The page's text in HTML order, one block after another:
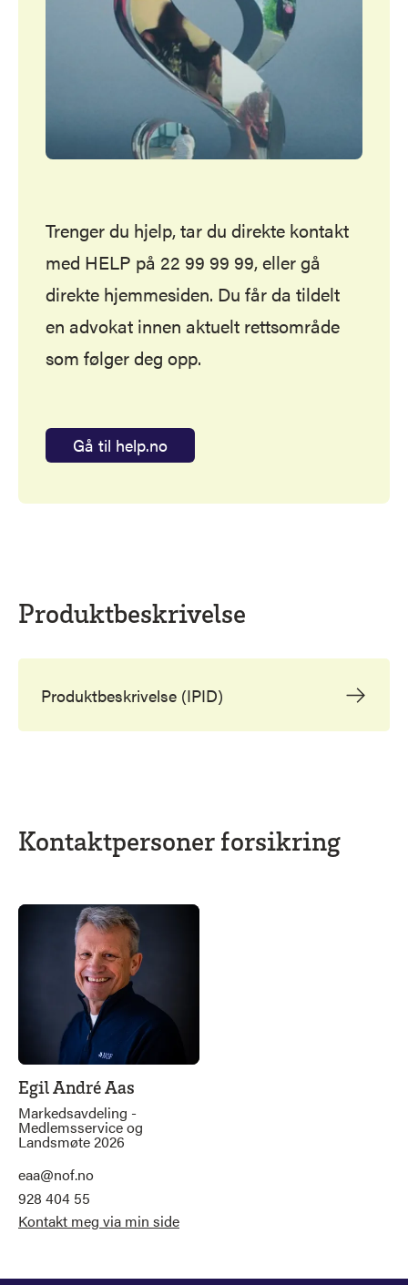
Trenger du hjelp, tar du direkte kontakt
med HELP på 22 99 99 99, eller gå
direkte hjemmesiden. Du får da tildelt
en advokat innen aktuelt rettsområde
som følger deg opp.
Gå til help.no
Produktbeskrivelse
Produktbeskrivelse (IPID)
Kontaktpersoner forsikring
Egil André Aas
Markedsavdeling -
Medlemsservice og
Landsmøte 2026
eaa@nof.no
928 404 55
Kontakt meg via min side